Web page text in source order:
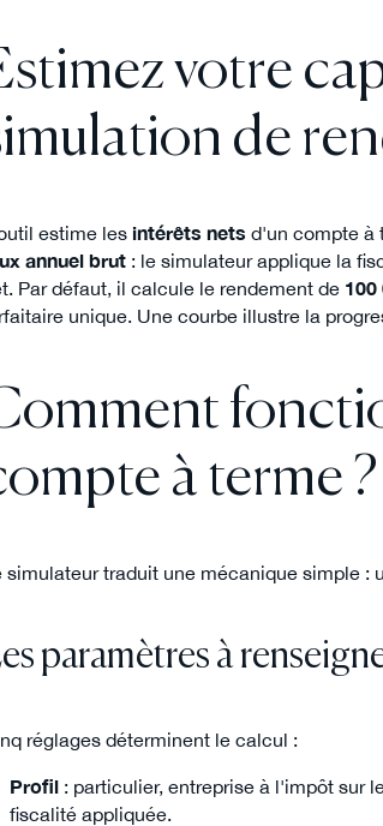
votre
de
estime les intérêts nets d'un compte à
annuel brut : le simulateur applique la
Par défaut, il calcule le rendement de 100
unique. Une courbe illustre la
à terme ?
simulateur traduit une mécanique simple :
paramètres à
réglages déterminent le calcul :
Profil: particulier, entreprise à l'impôt sur
fiscalité appliquée.